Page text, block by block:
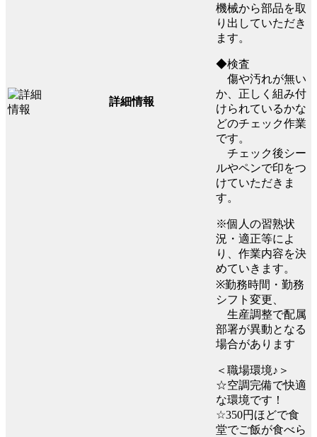
詳細情報
機械から部品を取
り出していただき
ます。
◆検査
傷や汚れが無い
か、正しく組み付
けられているかな
どのチェック作業
です。
チェック後シー
ルやペンで印をつ
けていただきま
す。
※個人の習熟状
況・適正等によ
り、作業内容を決
めていきます。
※勤務時間・勤務
シフト変更、
生産調整で配属
部署が異動となる
場合があります
＜職場環境♪＞
☆空調完備で快適
な環境です！
☆350円ほどで食
堂でご飯が食べら